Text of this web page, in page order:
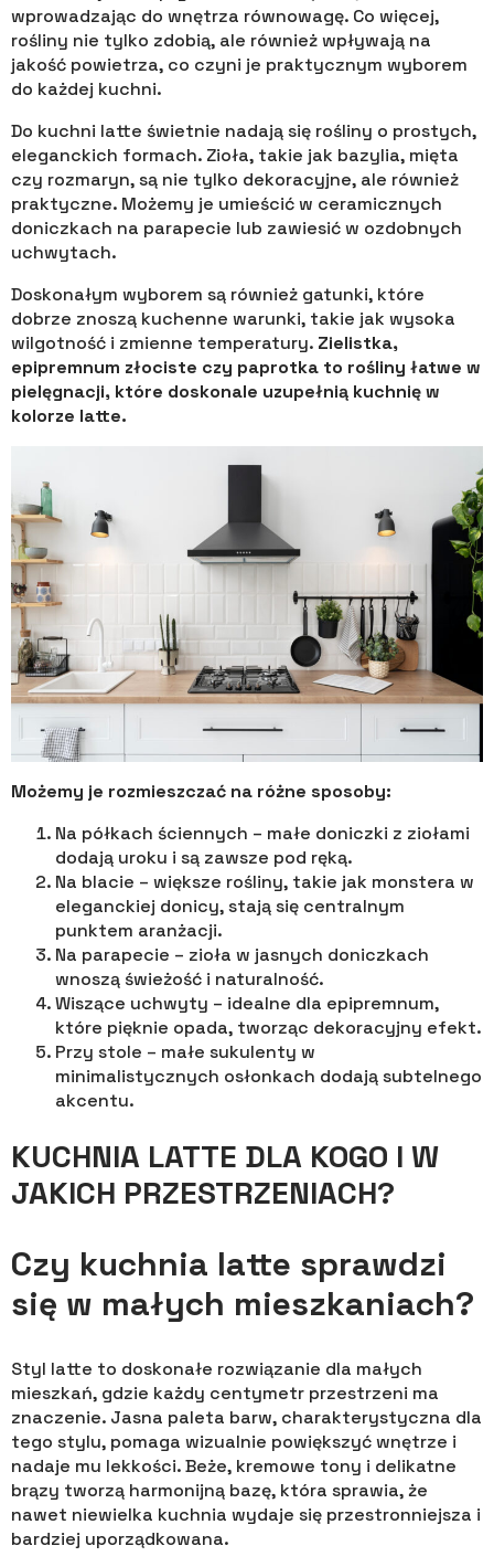
wprowadzając do wnętrza równowagę. Co więcej,
rośliny nie tylko zdobią, ale również wpływają na
jakość powietrza, co czyni je praktycznym wyborem
do każdej kuchni.
Do kuchni latte świetnie nadają się rośliny o prostych,
eleganckich formach. Zioła, takie jak bazylia, mięta
czy rozmaryn, są nie tylko dekoracyjne, ale również
praktyczne. Możemy je umieścić w ceramicznych
doniczkach na parapecie lub zawiesić w ozdobnych
uchwytach.
Doskonałym wyborem są również gatunki, które
dobrze znoszą kuchenne warunki, takie jak wysoka
wilgotność i zmienne temperatury. Zielistka,
epipremnum złociste czy paprotka to rośliny łatwe w
pielęgnacji, które doskonale uzupełnią kuchnię w
kolorze latte.
Możemy je rozmieszczać na różne sposoby:
Na półkach ściennych – małe doniczki z ziołami
dodają uroku i są zawsze pod ręką.
Na blacie – większe rośliny, takie jak monstera w
eleganckiej donicy, stają się centralnym
punktem aranżacji.
Na parapecie – zioła w jasnych doniczkach
wnoszą świeżość i naturalność.
Wiszące uchwyty – idealne dla epipremnum,
które pięknie opada, tworząc dekoracyjny efekt.
Przy stole – małe sukulenty w
minimalistycznych osłonkach dodają subtelnego
akcentu.
KUCHNIA LATTE DLA KOGO I W
JAKICH PRZESTRZENIACH?
Czy kuchnia latte sprawdzi
się w małych mieszkaniach?
Styl latte to doskonałe rozwiązanie dla małych
mieszkań, gdzie każdy centymetr przestrzeni ma
znaczenie. Jasna paleta barw, charakterystyczna dla
tego stylu, pomaga wizualnie powiększyć wnętrze i
nadaje mu lekkości. Beże, kremowe tony i delikatne
brązy tworzą harmonijną bazę, która sprawia, że
nawet niewielka kuchnia wydaje się przestronniejsza i
bardziej uporządkowana.